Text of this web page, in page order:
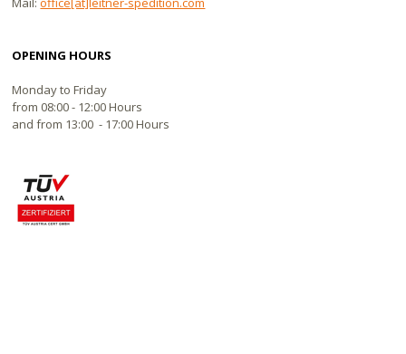
OPENING HOURS
Monday to Friday
from 08:00 - 12:00 Hours
and from 13:00 - 17:00 Hours